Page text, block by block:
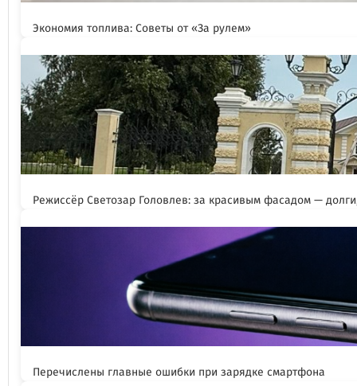
Экономия топлива: Советы от «За рулем»
Режиссёр Светозар Головлев: за красивым фасадом —
Перечислены главные ошибки при зарядке смартфона